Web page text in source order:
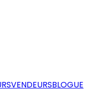
VENDEURSBLOGUE